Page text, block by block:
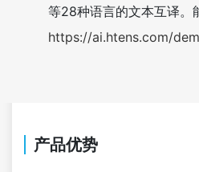
等28种语言的文本互译。
https://ai.htens.com/
产品优势